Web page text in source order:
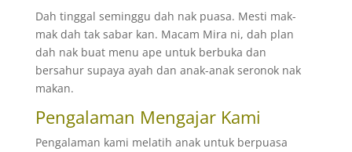
Dah tinggal seminggu dah nak puasa. Mesti mak-
mak dah tak sabar kan. Macam Mira ni, dah plan
dah nak buat menu ape untuk berbuka dan
bersahur supaya ayah dan anak-anak seronok nak
makan.
Pengalaman Mengajar Kami
Pengalaman kami melatih anak untuk berpuasa